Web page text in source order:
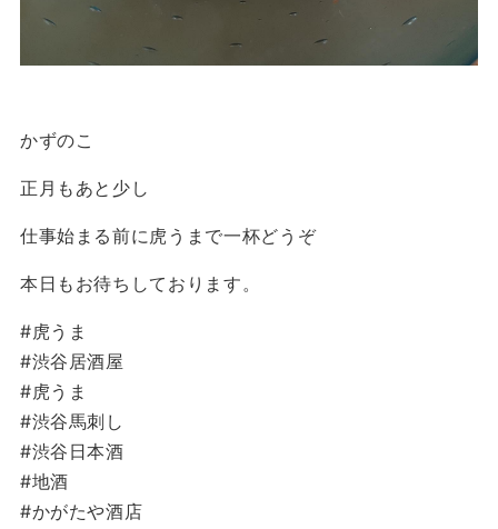
かずのこ
正月もあと少し
仕事始まる前に虎うまで一杯どうぞ
本日もお待ちしております。
#虎うま
#渋谷居酒屋
#虎うま
#渋谷馬刺し
#渋谷日本酒
#地酒
#かがたや酒店